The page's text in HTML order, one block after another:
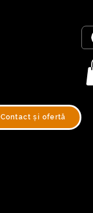
Contact și ofertă